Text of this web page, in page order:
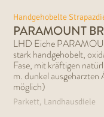
Handgehobelte
PARAMOUNT
LHD Eiche
stark handgehobelt,
Fase, mit kräftigen
m. dunkel ausgeharzten
möglich)
Parkett, Landhausdiele